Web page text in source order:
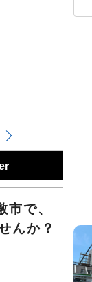
で、
んか？